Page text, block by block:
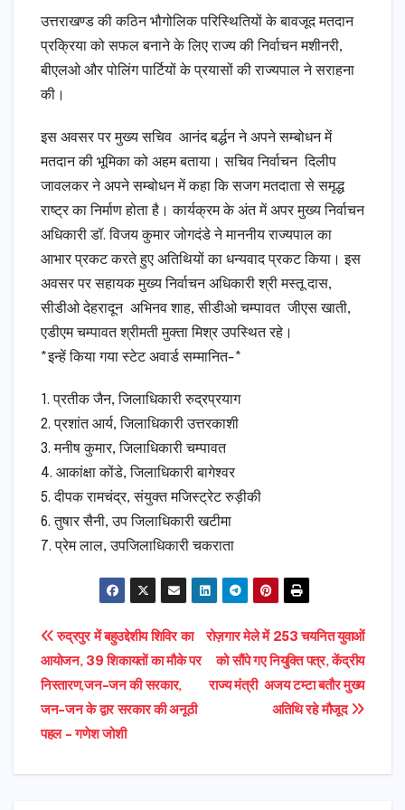
उत्तराखण्ड की कठिन भौगोलिक परिस्थितियों के बावजूद मतदान
प्रक्रिया को सफल बनाने के लिए राज्य की निर्वाचन मशीनरी,
बीएलओ और पोलिंग पार्टियों के प्रयासों की राज्यपाल ने सराहना
की।
इस अवसर पर मुख्य सचिव आनंद बर्द्धन ने अपने सम्बोधन में
मतदान की भूमिका को अहम बताया। सचिव निर्वाचन दिलीप
जावलकर ने अपने सम्बोधन में कहा कि सजग मतदाता से समृद्ध
राष्ट्र का निर्माण होता है। कार्यक्रम के अंत में अपर मुख्य निर्वाचन
अधिकारी डॉ. विजय कुमार जोगदंडे ने माननीय राज्यपाल का
आभार प्रकट करते हुए अतिथियों का धन्यवाद प्रकट किया। इस
अवसर पर सहायक मुख्य निर्वाचन अधिकारी श्री मस्तू दास,
सीडीओ देहरादून अभिनव शाह, सीडीओ चम्पावत जीएस खाती,
एडीएम चम्पावत श्रीमती मुक्ता मिश्र उपस्थित रहे।
*इन्हें किया गया स्टेट अवार्ड सम्मानित-*
1. प्रतीक जैन, जिलाधिकारी रुद्रप्रयाग
2. प्रशांत आर्य, जिलाधिकारी उत्तरकाशी
3. मनीष कुमार, जिलाधिकारी चम्पावत
4. आकांक्षा कोंडे, जिलाधिकारी बागेश्वर
5. दीपक रामचंद्र, संयुक्त मजिस्ट्रेट रुड़ीकी
6. तुषार सैनी, उप जिलाधिकारी खटीमा
7. प्रेम लाल, उपजिलाधिकारी चकराता
Post
navigation
रोज़गार मेले में 253 चयनित युवाओं
को सौंपे गए नियुक्ति पत्र, केंद्रीय
राज्य मंत्री अजय टम्टा बतौर मुख्य
अतिथि रहे मौजूद
रुद्रपुर में बहुउद्देशीय शिविर का
आयोजन, 39 शिकायतों का मौके पर
निस्तारण,जन–जन की सरकार,
जन–जन के द्वार सरकार की अनूठी
पहल – गणेश जोशी